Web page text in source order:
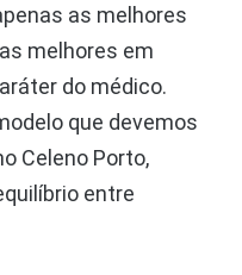
as melhores
melhores em
do médico.
que devemos
Celeno Porto,
entre